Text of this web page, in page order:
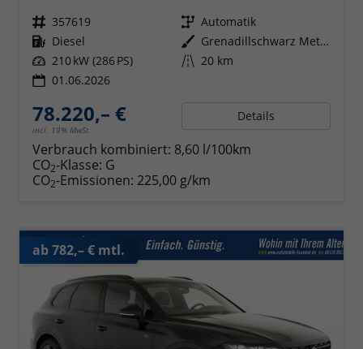
Fahrzeugnr. 357619 Getriebe Automatik
Kraftstoff Diesel Außenfarbe
Grenadillschwarz Metallic
Leistung 210 kW (286 PS) Kilometerstand 20 km
01.06.2026
78.220,– €
incl. 19% MwSt.
Details
Verbrauch kombiniert: 8,60 l/100km
CO2-Klasse: G
CO2-Emissionen: 225,00 g/km
ab 782,– € mtl.